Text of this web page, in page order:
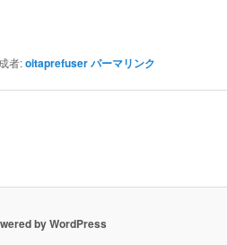
者:oitaprefuserパーマリンク
by WordPress